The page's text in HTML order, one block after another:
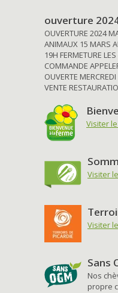
ouverture
OUVERTURE 2024
ANIMAUX 15 MARS
19H FERMETURE
COMMANDE
OUVERTE
VENTE
Visiter
Visiter
Visiter
Sans
Nos
propre